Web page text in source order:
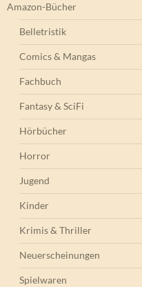
Amazon-Bücher
Belletristik
Comics & Mangas
Fachbuch
Fantasy & SciFi
Hörbücher
Horror
Jugend
Kinder
Krimis & Thriller
Neuerscheinungen
Spielwaren